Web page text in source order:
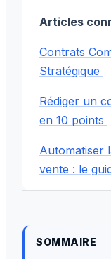
Articles
Contrats
Stratégique
Rédiger un
en 10 points
Automatiser
vente : le
SOMMAIRE